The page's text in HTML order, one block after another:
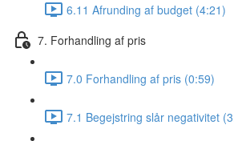
6.11 Afrunding af budget (4:21)
7. Forhandling af pris
7.0 Forhandling af pris (0:59)
7.1 Begejstring slår negativitet